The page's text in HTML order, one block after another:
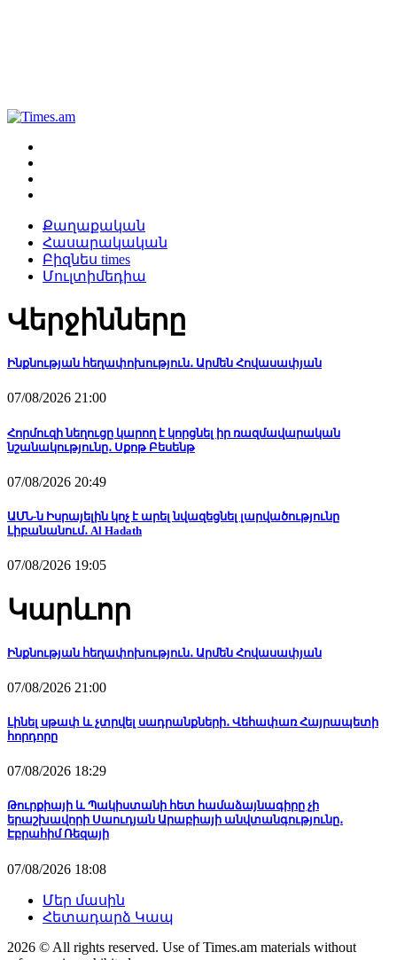
Քաղաքական
Հասարակական
Բիզնես times
Մուլտիմեդիա
Վերջինները
Ինքնության հեղափոխություն․ Արմեն Հովասափյան
07/08/2026 21:00
Հորմուզի նեղուցը կարող է կորցնել իր ռազմավարական
նշանակությունը․ Սքոթ Բեսենթ
07/08/2026 20:49
ԱՄՆ-ն Իսրայելին կոչ է արել նվազեցնել լարվածությունը
Լիբանանում․ Al Hadath
07/08/2026 19:05
Կարևոր
Ինքնության հեղափոխություն․ Արմեն Հովասափյան
07/08/2026 21:00
Լինել սթափ և չտրվել սադրանքների․ Վեհափառ Հայրապետի
հորդորը
07/08/2026 18:29
Թուրքիայի և Պակիստանի հետ համաձայնագիրը չի
երաշխավորի Սաուդյան Արաբիայի անվտանգությունը․
Էբրահիմ Ռեզայի
07/08/2026 18:08
Մեր մասին
Հետադարձ Կապ
2026 © All rights reserved. Use of Times.am materials without